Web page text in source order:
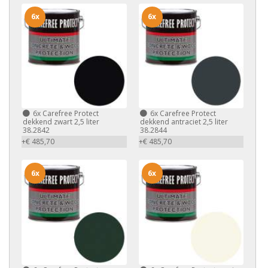
6x Carefree Protect
dekkend zwart 2,5 liter
38.2842
+€ 485,70
6x
6xCarefree Protect
dekkend antraciet 2,5 liter
38.2844
+€ 485,70
6x
6x 6x